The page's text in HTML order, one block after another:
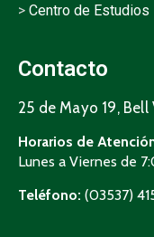
> Centro de
Contacto
25 de Mayo 19,
Horarios de
Lunes a Viernes de
Teléfono: (03537)